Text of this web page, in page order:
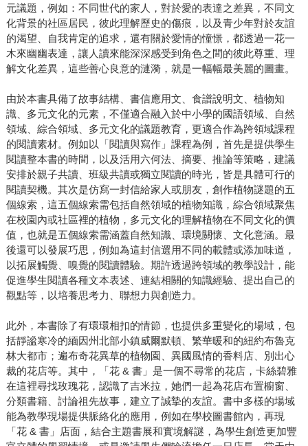
元議題，例如：不同世代的家人，對於愛的表達之差異，不同文
化背景的社區居民，彼此理解歷史的傷痕，以及青少年對於友誼
的渴望、自我肯定的追求，還有關於愛情的憧憬，都透過一花一
木來幽幽表達，讓人讀來能深深感受到角色之間的彼此尊重、理
解文化差異，這些善心良意的漣漪，就是一幅幅最美麗的圖畫。
由於本書具備了故事結構、書信應用文、食譜說明文、植物知
識、多元文化的元素，不僅適合融入於中小學的國語領域、自然
領域、綜合領域、多元文化的議題教育，更適合作為跨領域課程
的閱讀素材。例如以「閱讀與寫作」課程為例，首先是提供學生
閱讀整本書的時間，以及活用六何法、摘要、推論等策略，建議
安排於親子共讀、班級共讀或獨立閱讀的時光，皆是具體可行的
閱讀契機。其次是仿寫一封信給家人或朋友，創作植物謎題的五
個線索，這五個線索需包括自然領域的植物知識，綜合領域聚焦
在校園內或社區裡的植物，多元文化的理解植物在不同文化的價
值，也就是五個線索需涵蓋自然知識、環境關懷、文化意涵。最
後還可以發展巧思，例如為這封信選用不同的載體或添加味道，
以拓展觸覺、嗅覺的閱讀體驗。期許透過跨領域的教學設計，能
促進學生閱讀各種文本表述、連結相關的知識經驗、提出自己的
觀點等，以培養思考力、聯想力與創造力。
此外，本書除了有環環相扣的情節，也提供多重變化的場域，包
括靜謐寒冷的緬因州北部小鎮威爾默頓、繁華暖和的紐約布魯克
林大都市；遍布奇花異草的植物園、異國風情的香料店、別出心
裁的花店等。其中，「花 & 書」是一個不尋常的花店，卡絲碧雅
在這裡尋找玫瑰花，認識了吉米拉，她們一起為花店布置櫥窗、
分類書籍、討論祖先故事，建立了誠摯的友誼。書中多樣的場域
能為教學現場提供脈絡化的應用，例如在學校圖書館內，再現
「花 & 書」店面，結合主題書展和實境解謎，為學生創造更加豐